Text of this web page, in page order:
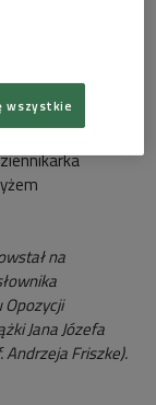
Stoczni
W stanie
na
Opozycji
Jana Józefa
Friszke).
wszystkie